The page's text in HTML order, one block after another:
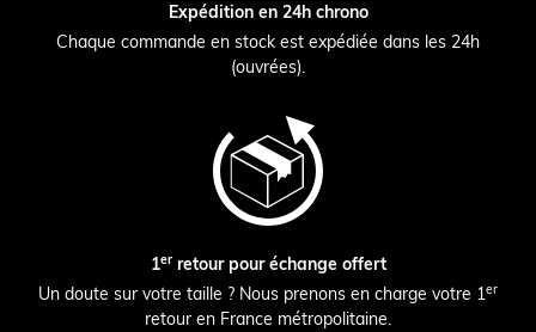
Expédition en 24h chrono
Chaque commande en stock est expédiée dans les 24h
(ouvrées).
1erretour pour échange offert
Un doute sur votre taille ? Nous prenons en charge votre 1er
retour en France métropolitaine.